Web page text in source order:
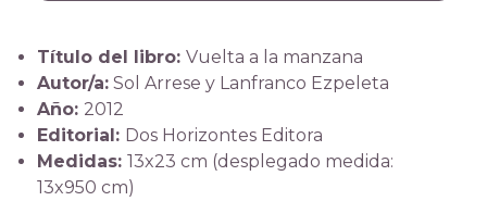
Título del libro: Vuelta a la manzana
Autor/a:Sol Arrese y Lanfranco Ezpeleta
Año: 2012
Editorial: Dos Horizontes Editora
Medidas: 13x23 cm (desplegado medida:
13x950 cm)